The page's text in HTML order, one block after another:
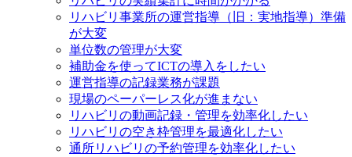
リハビリ事業所の運営指導（旧：実地指導）準備
が大変
単位数の管理が大変
補助金を使ってICTの導入をしたい
運営指導の記録業務が課題
現場のペーパーレス化が進まない
リハビリの動画記録・管理を効率化したい
リハビリの空き枠管理を最適化したい
通所リハビリの予約管理を効率化したい